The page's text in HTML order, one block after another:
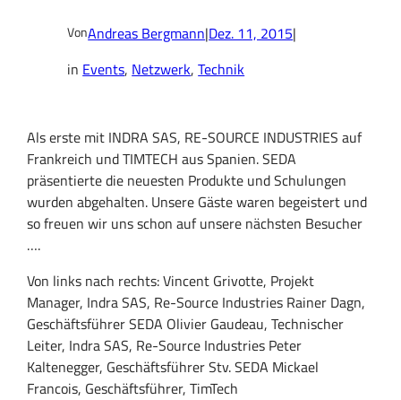
VonAndreas Bergmann|Dez. 11, 2015|
in Events, Netzwerk, Technik
Als erste mit INDRA SAS, RE-SOURCE INDUSTRIES auf
Frankreich und TIMTECH aus Spanien. SEDA
präsentierte die neuesten Produkte und Schulungen
wurden abgehalten. Unsere Gäste waren begeistert und
so freuen wir uns schon auf unsere nächsten Besucher
….
Von links nach rechts: Vincent Grivotte, Projekt
Manager, Indra SAS, Re-Source Industries Rainer Dagn,
Geschäftsführer SEDA Olivier Gaudeau, Technischer
Leiter, Indra SAS, Re-Source Industries Peter
Kaltenegger, Geschäftsführer Stv. SEDA Mickael
Francois, Geschäftsführer, TimTech